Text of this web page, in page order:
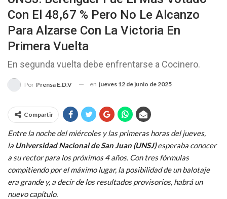
Con El 48,67 % Pero No Le Alcanzo
Para Alzarse Con La Victoria En
Primera Vuelta
En segunda vuelta debe enfrentarse a Cocinero.
Por Prensa E.D.V en jueves 12 de junio de 2025
Compartir
Entre la noche del miércoles y las primeras horas del jueves,
la Universidad Nacional de San Juan (UNSJ)esperaba conocer
a su rector para los próximos 4 años. Con tres fórmulas
compitiendo por el máximo lugar, la posibilidad de un balotaje
era grande y, a decir de los resultados provisorios, habrá un
nuevo capítulo.